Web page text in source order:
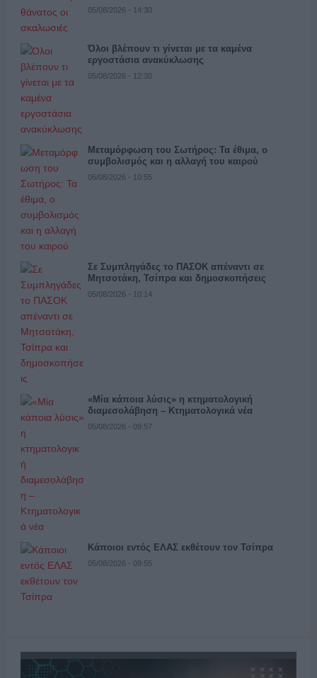
05/08/2026 - 14:30
Όλοι βλέπουν τι γίνεται με τα καμένα
εργοστάσια ανακύκλωσης
05/08/2026 - 12:30
Μεταμόρφωση του Σωτήρος: Τα έθιμα, ο
συμβολισμός και η αλλαγή του καιρού
05/08/2026 - 10:55
Σε Συμπληγάδες το ΠΑΣΟΚ απέναντι σε
Μητσοτάκη, Τσίπρα και δημοσκοπήσεις
05/08/2026 - 10:14
«Μία κάποια λύσις» η κτηματολογική
διαμεσολάβηση – Κτηματολογικά νέα
05/08/2026 - 09:57
Κάποιοι εντός ΕΛΑΣ εκθέτουν τον Τσίπρα
05/08/2026 - 09:55